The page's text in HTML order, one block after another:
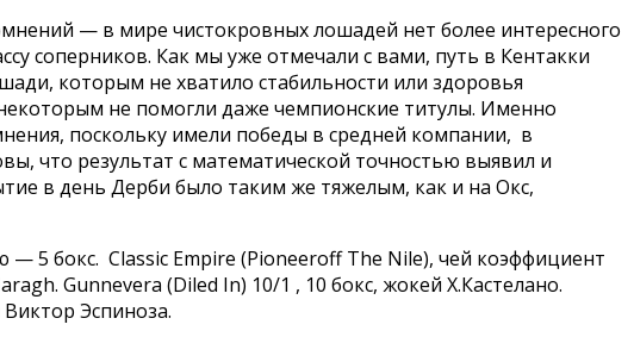
— в мире чистокровных лошадей нет более интересного
соперников. Как мы уже отмечали с вами, путь в Кентакки
которым не хватило стабильности или здоровья
не помогли даже чемпионские титулы. Именно
поскольку имели победы в средней компании, в
что результат с математической точностью выявил и
в день Дерби было таким же тяжелым, как и на Окс,
5 бокс. Classic Empire (Pioneeroff The Nile), чей коэффициент
Gunnevera (Diled In) 10/1 , 10 бокс, жокей Х.Кастелано.
Эспиноза.